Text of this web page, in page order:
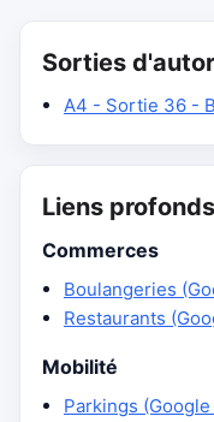
Sorties
A4 - Sortie 36 -
Liens profonds
Commerces
Boulangeries
Restaurants
Mobilité
Parkings (Google